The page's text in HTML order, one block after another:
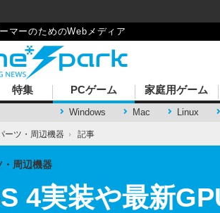
マーのためのWebメディア
特集 PCゲーム
Windows Mac Linux
家庭用ゲーム
ーツ・周辺機器 › 記事
4実装や最新
・周辺機器